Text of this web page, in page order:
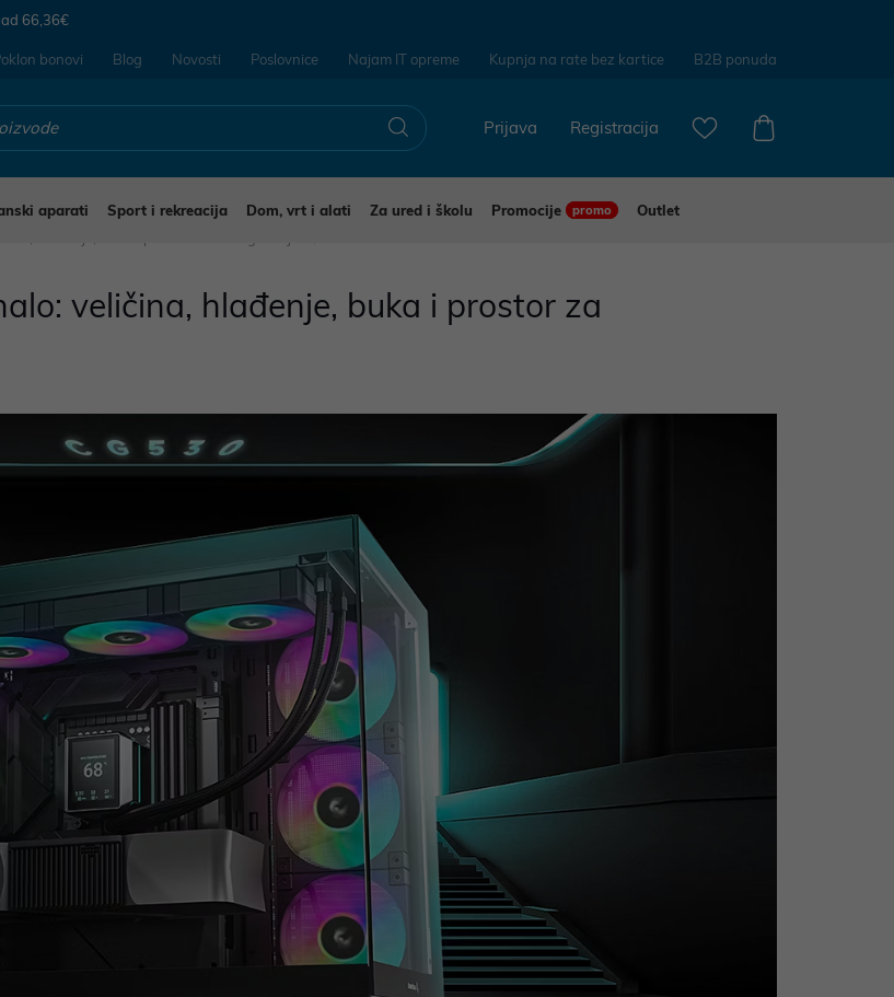
66,36€
bonovi Blog Novosti Poslovnice Najam IT opreme Kupnja na rate bez kartice B2B ponuda
Registracija
Prijava
aparati Sport i rekreacija Dom, vrt i alati Za ured i školu Promocije promo
Outlet
veličina, hlađenje, buka i prostor za